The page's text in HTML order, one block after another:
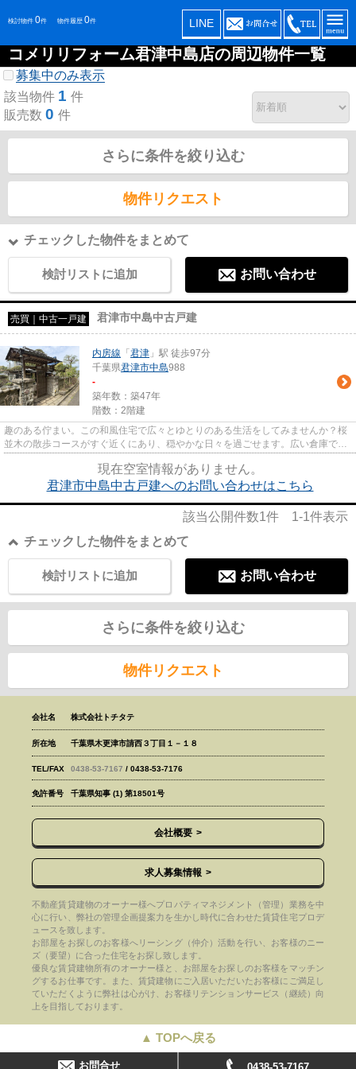
検討物件 0件 物件履歴 0件 LINE
コメリリフォーム君津中島店の周辺物件一覧
募集中のみ表示
該当物件 1 件
販売数 0 件
さらに条件を絞り込む
物件リクエスト
チェックした物件をまとめて
検討リストに追加 お問い合わせ
売買｜中古一戸建 君津市中島中古戸建
内房線 「 君津 」駅 徒歩97分
千葉県君津市中島988
-
築年数：築47年
階数：2階建
趣のある佇まい。この和風住宅で広々とゆとりのある生活をしてみませんか？桜
並木の散歩コースがすぐ近くにあり、穏やかな日々を過ごせます。広い倉庫では
現在空室情報がありません。
君津市中島中古戸建へのお問い合わせはこちら
該当公開件数1件 1-1件表示
チェックした物件をまとめて
お問い合わせ
検討リストに追加
さらに条件を絞り込む
物件リクエスト
会社名 株式会社トチタテ
所在地 千葉県木更津市請西３丁目１－１８
TEL/FAX 0438-53-7167 / 0438-53-7176
免許番号 千葉県知事 (1) 第18501号
会社概要
求人募集情報
不動産賃貸建物のオーナー様へプロパティマネジメント（管理）業務を中
心に行い、弊社の管理企画提案力を生かし時代に合わせた賃貸住宅プロデ
ュースを致します。
お部屋をお探しのお客様へリーシング（仲介）活動を行い、お客様のニー
ズ（要望）に合った住宅をお探し致します。
優良な賃貸建物所有のオーナー様と、お部屋をお探しのお客様をマッチン
グするお仕事です。また、賃貸建物にご入居いただいたお客様にご満足し
ていただくように弊社は心がけ、お客様リテンションサービス（継続）向
上を目指しております。
▲ TOPへ戻る
お問合せ